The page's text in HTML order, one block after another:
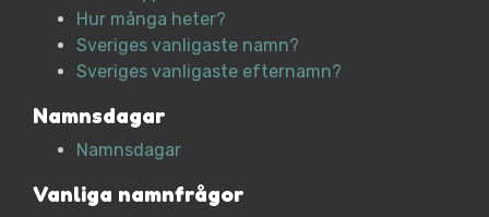
Hur många heter?
Sveriges vanligaste namn?
Sveriges vanligaste efternamn?
Namnsdagar
Namnsdagar
Vanliga namnfrågor